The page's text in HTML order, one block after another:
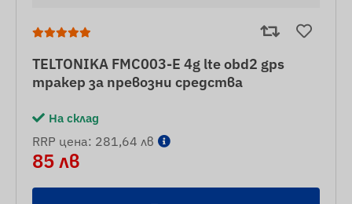
TELTONIKA FMC003-E 4g lte obd2 gps
тракер за превозни средства
На склад
RRP цена: 281,64 лв
85 лв